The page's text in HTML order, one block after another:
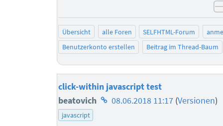
Übersicht alle Foren SELFHTML-Forum
Benutzerkonto erstellen
Beitrag im Thread-Baum
click-within javascript test
beatovich Homepage
08.06.2018 11:17 (Versionen)
javascript